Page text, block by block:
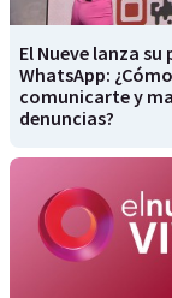
El Nueve lanza su
WhatsApp: ¿Cómo
comunicarte y
denuncias?